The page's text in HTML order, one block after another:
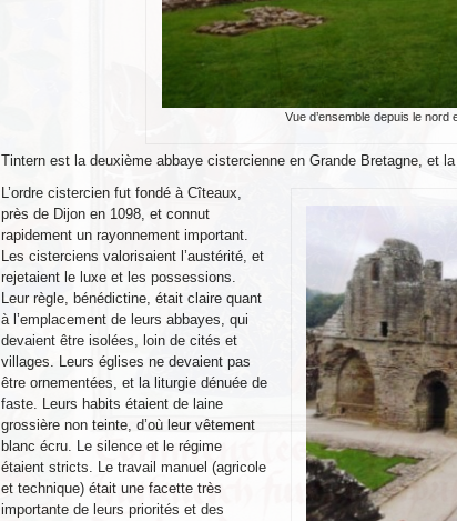
Vue d’ensemble depuis le nord
Tintern est la deuxième abbaye cistercienne en Grande Bretagne, et
L’ordre cistercien fut fondé à Cîteaux,
près de Dijon en 1098, et connut
rapidement un rayonnement important.
Les cisterciens valorisaient l’austérité, et
rejetaient le luxe et les possessions.
Leur règle, bénédictine, était claire quant
à l’emplacement de leurs abbayes, qui
devaient être isolées, loin de cités et
villages. Leurs églises ne devaient pas
être ornementées, et la liturgie dénuée de
faste. Leurs habits étaient de laine
grossière non teinte, d’où leur vêtement
blanc écru. Le silence et le régime
étaient stricts. Le travail manuel (agricole
et technique) était une facette très
importante de leurs priorités et des